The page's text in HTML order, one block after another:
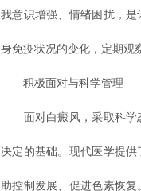
我意识增强、情绪困扰，
身免疫状况的变化，定期观
积极面对与科学管理
面对白癜风，采取科学
决定的基础。现代医学提
助控制发展、促进色素恢